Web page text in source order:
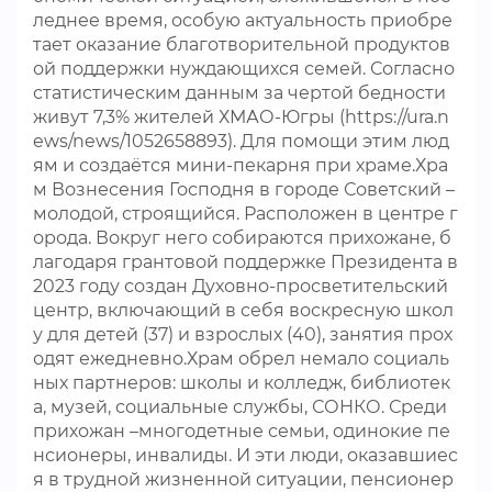
леднее время, особую актуальность приобре
тает оказание благотворительной продуктов
ой поддержки нуждающихся семей. Согласно
статистическим данным за чертой бедности
живут 7,3% жителей ХМАО-Югры (https://ura.n
ews/news/1052658893). Для помощи этим люд
ям и создаётся мини-пекарня при храме.Хра
м Вознесения Господня в городе Советский –
молодой, строящийся. Расположен в центре г
орода. Вокруг него собираются прихожане, б
лагодаря грантовой поддержке Президента в
2023 году создан Духовно-просветительский
центр, включающий в себя воскресную школ
у для детей (37) и взрослых (40), занятия прох
одят ежедневно.Храм обрел немало социаль
ных партнеров: школы и колледж, библиотек
а, музей, социальные службы, СОНКО. Среди
прихожан –многодетные семьи, одинокие пе
нсионеры, инвалиды. И эти люди, оказавшиес
я в трудной жизненной ситуации, пенсионер